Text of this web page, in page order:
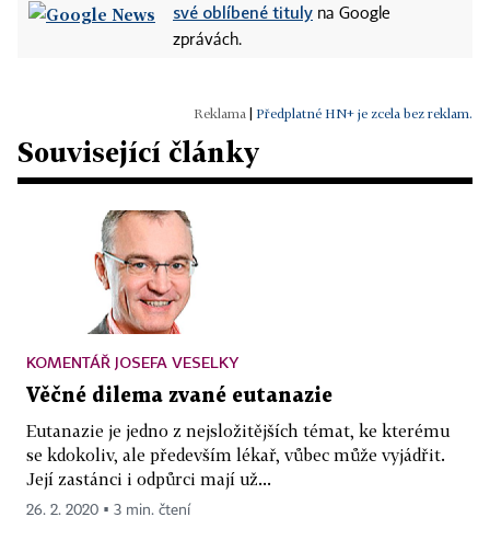
své oblíbené tituly na Google
zprávách.
Předplatné HN+ je zcela bez reklam.
Související články
KOMENTÁŘ JOSEFA VESELKY
Věčné dilema zvané eutanazie
Eutanazie je jedno z nejsložitějších témat, ke kterému
se kdokoliv, ale především lékař, vůbec může vyjádřit.
Její zastánci i odpůrci mají už...
26. 2. 2020 ▪ 3 min. čtení